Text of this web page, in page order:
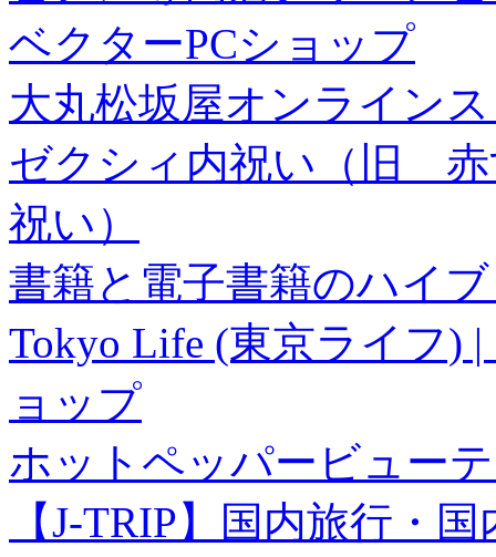
ベクターPCショップ
大丸松坂屋オンライン
ゼクシィ内祝い（旧 赤
祝い）
書籍と電子書籍のハイ
Tokyo Life (東京ライフ)
ョップ
ホットペッパービュー
【J-TRIP】国内旅行・